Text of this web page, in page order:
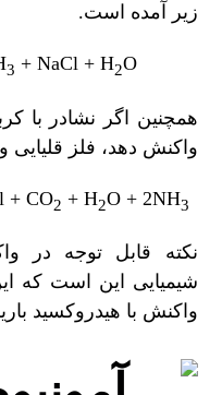
زیر آمده است.
3 + NaCl + H2O
همچنین اگر نشادر با
واکنش دهد، فلز
+ CO2 + H2O + 2NH3
نکته قابل توجه در
شیمیایی این است که
واکنش با هیدروکسید